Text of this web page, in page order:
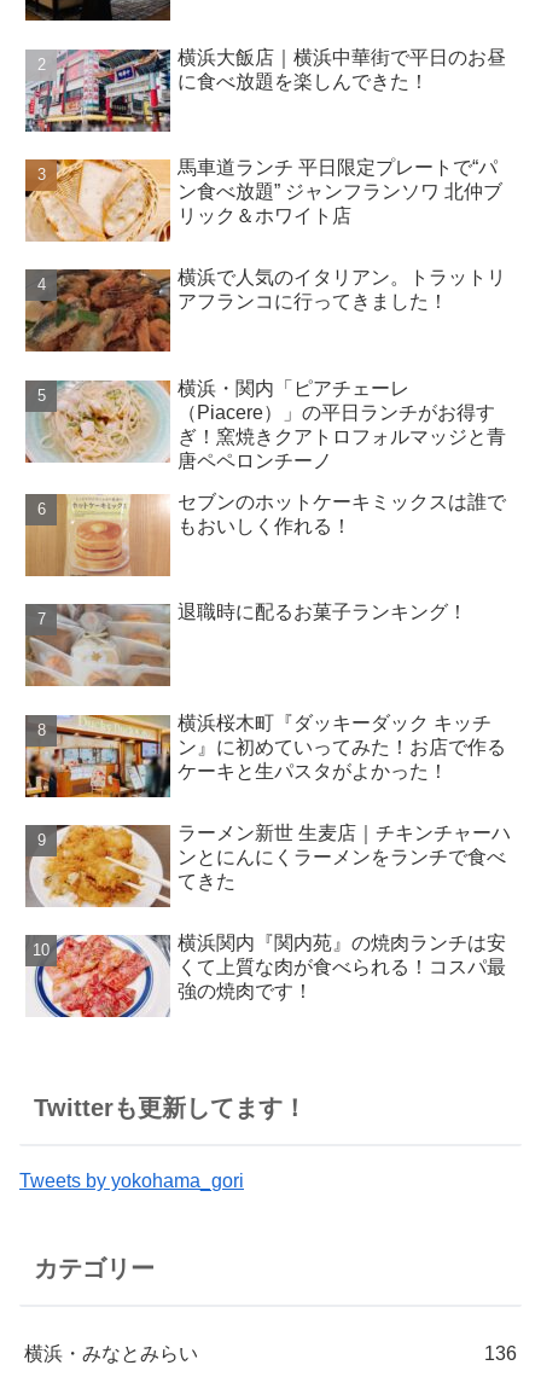
横浜大飯店｜横浜中華街で平日のお昼
に食べ放題を楽しんできた！
馬車道ランチ 平日限定プレートで“パ
ン食べ放題” ジャンフランソワ 北仲ブ
リック＆ホワイト店
横浜で人気のイタリアン。トラットリ
アフランコに行ってきました！
横浜・関内「ピアチェーレ
（Piacere）」の平日ランチがお得す
ぎ！窯焼きクアトロフォルマッジと青
唐ペペロンチーノ
セブンのホットケーキミックスは誰で
もおいしく作れる！
退職時に配るお菓子ランキング！
横浜桜木町『ダッキーダック キッチ
ン』に初めていってみた！お店で作る
ケーキと生パスタがよかった！
ラーメン新世 生麦店｜チキンチャーハ
ンとにんにくラーメンをランチで食べ
てきた
横浜関内『関内苑』の焼肉ランチは安
くて上質な肉が食べられる！コスパ最
強の焼肉です！
Twitterも更新してます！
Tweets by yokohama_gori
カテゴリー
横浜・みなとみらい 136